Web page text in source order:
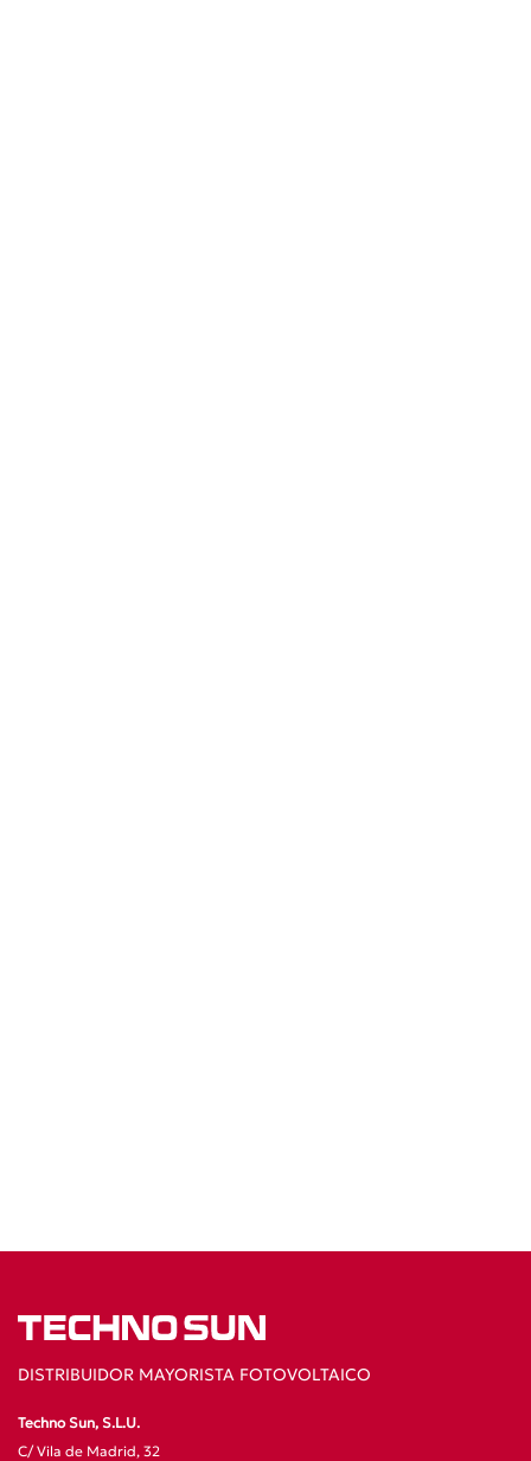
DISTRIBUIDOR MAYORISTA FOTOVOLTAICO
Techno Sun, S.L.U.
C/ Vila de Madrid, 32